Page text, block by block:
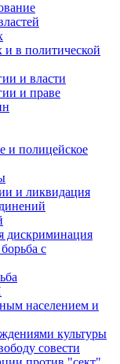
и в политической
и власти
и праве
и полицейское
и ликвидация
дискриминация
с
населением и
культуры
совести